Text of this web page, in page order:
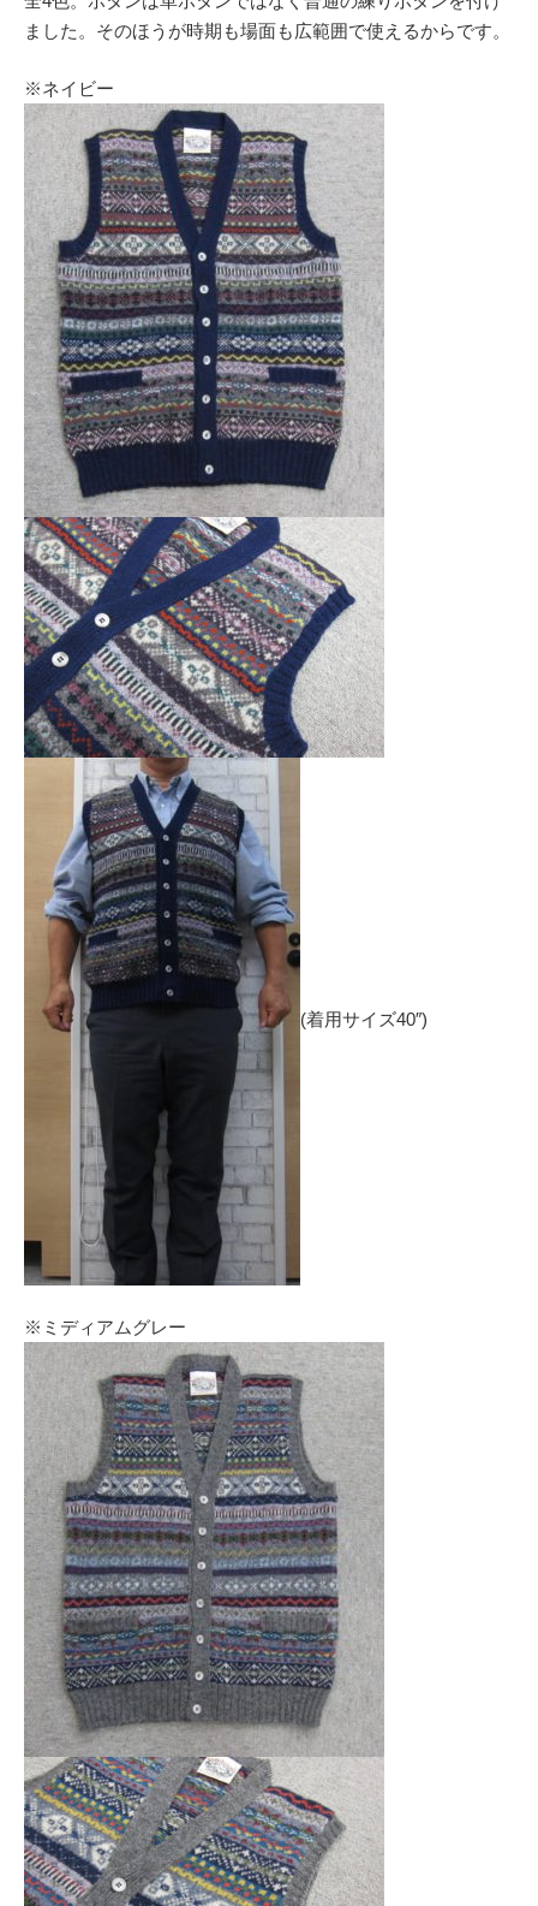
ました。そのほうが時期も場面も広範囲で使えるからです。
※ネイビー
(着用サイズ40″)
※ミディアムグレー